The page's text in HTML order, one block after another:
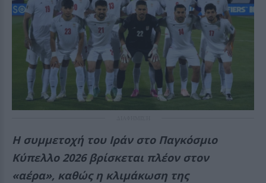
Η συμμετοχή του Ιράν στο Παγκόσμιο
Κύπελλο 2026 βρίσκεται πλέον στον
«αέρα», καθώς η κλιμάκωση της